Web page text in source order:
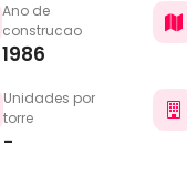
Ano de
construcao
1986
Unidades por
torre
-